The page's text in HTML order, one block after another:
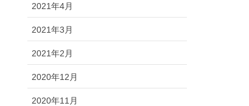
2021年4月
2021年3月
2021年2月
2020年12月
2020年11月